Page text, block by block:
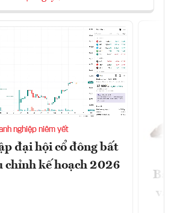
nghiệp niêm yết
đại hội cổ đông bất
chỉnh kế hoạch 2026
và